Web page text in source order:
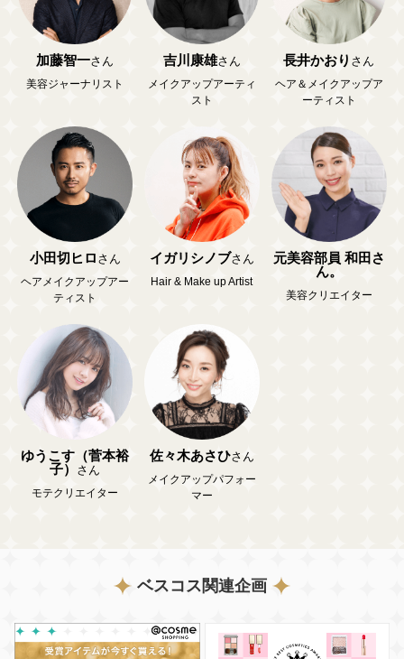
加藤智一さん
美容ジャーナリスト
吉川康雄さん
メイクアップアーティ
スト
長井かおり さん
ヘア＆メイクアップア
ーティスト
小田切ヒロ さん
ヘアメイクアップアー
ティスト
イガリシノブさん
Hair & Make up Artist
元美容部員 和田さ
ん。
美容クリエイター
ゆうこす（菅本裕
子）
さん
モテクリエイター
佐々木あさひさん
メイクアップパフォー
マー
ベスコス関連企画